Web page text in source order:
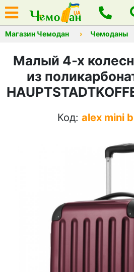
Магазин Чемодан Чемоданы
Малый 4-х
из
Код: alex mini